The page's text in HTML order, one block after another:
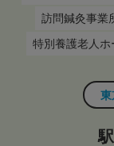
訪問鍼灸事業
特別養護老人ホ
東